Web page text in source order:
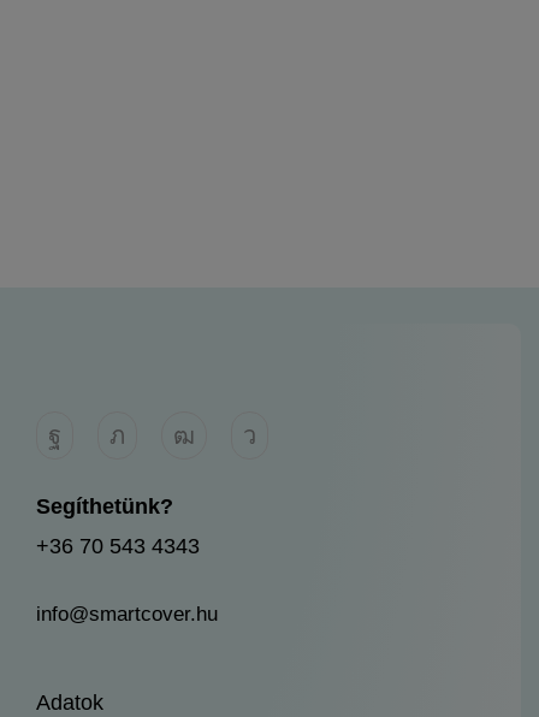
Segíthetünk?
+36 70 543 4343
info@smartcover.hu
Adatok